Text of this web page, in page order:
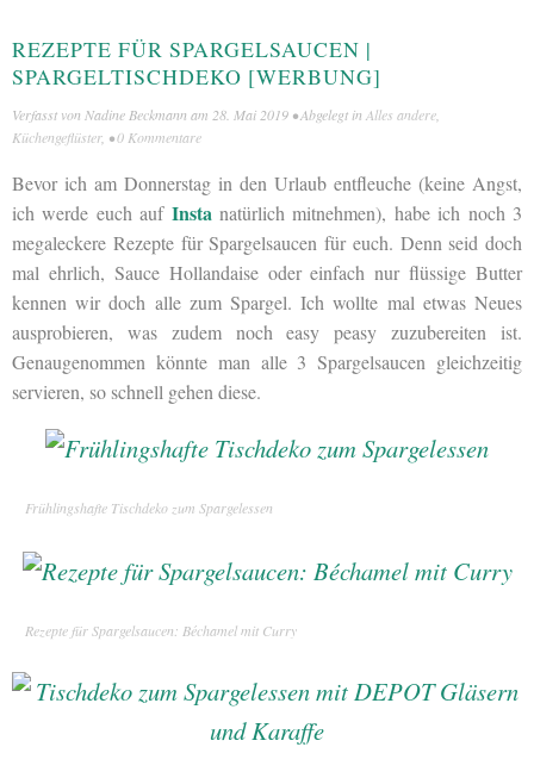
REZEPTE FÜR SPARGELSAUCEN |
SPARGELTISCHDEKO [WERBUNG]
Verfasst von Nadine Beckmann am 28. Mai 2019 • Abgelegt in Alles andere
Küchengeflüster, •0 Kommentare
Bevor ich am Donnerstag in den Urlaub entfleuche (keine Angst,
ich werde euch auf Insta natürlich mitnehmen), habe ich noch 3
megaleckere Rezepte für Spargelsaucen für euch. Denn seid doch
mal ehrlich, Sauce Hollandaise oder einfach nur flüssige Butter
kennen wir doch alle zum Spargel. Ich wollte mal etwas Neues
ausprobieren, was zudem noch easy peasy zuzubereiten ist.
Genaugenommen könnte man alle 3 Spargelsaucen gleichzeitig
servieren, so schnell gehen diese.
Frühlingshafte Tischdeko zum Spargelessen
Rezepte für Spargelsaucen: Béchamel mit Curry